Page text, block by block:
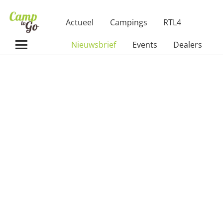
Actueel Campings RTL4
Nieuwsbrief Events Dealers